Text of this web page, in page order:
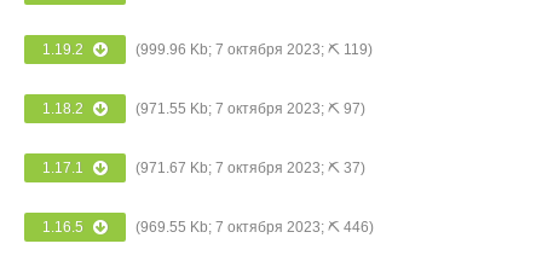
1.19.2 (999.96 Kb; 7 октября 2023; ⛏ 119)
1.18.2 (971.55 Kb; 7 октября 2023; ⛏ 97)
1.17.1 (971.67 Kb; 7 октября 2023; ⛏ 37)
1.16.5 (969.55 Kb; 7 октября 2023; ⛏ 446)